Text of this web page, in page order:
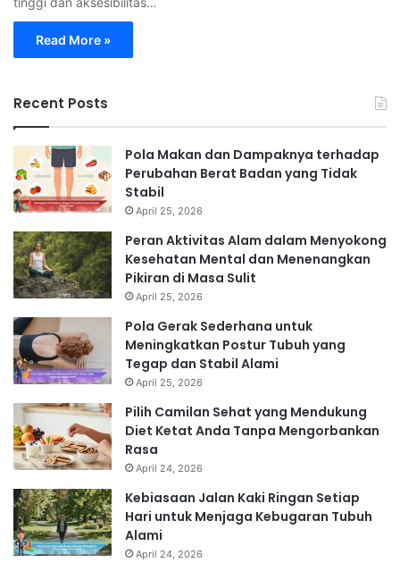
Read More »
Recent Posts
Pola Makan dan Dampaknya terhadap
Perubahan Berat Badan yang Tidak
Stabil
April 25, 2026
Peran Aktivitas Alam dalam Menyokong
Kesehatan Mental dan Menenangkan
Pikiran di Masa Sulit
April 25, 2026
Pola Gerak Sederhana untuk
Meningkatkan Postur Tubuh yang
Tegap dan Stabil Alami
April 25, 2026
Pilih Camilan Sehat yang Mendukung
Diet Ketat Anda Tanpa Mengorbankan
Rasa
April 24, 2026
Kebiasaan Jalan Kaki Ringan Setiap
Hari untuk Menjaga Kebugaran Tubuh
Alami
April 24, 2026